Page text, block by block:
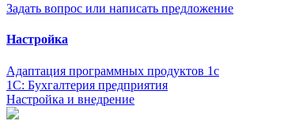
Задать вопрос или написать предложение
Настройка
Адаптация программных продуктов 1с
1С: Бухгалтерия предприятия
Настройка и внедрение